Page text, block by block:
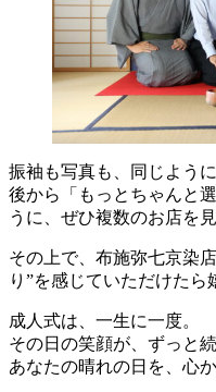
振袖も写真も、同じよう
後から「もっとちゃんと
うに、ぜひ複数のお店を
その上で、布施弥七京染
り”を感じていただけたら
成人式は、一生に一度。
その日の笑顔が、ずっと
あなたの晴れの日を、心